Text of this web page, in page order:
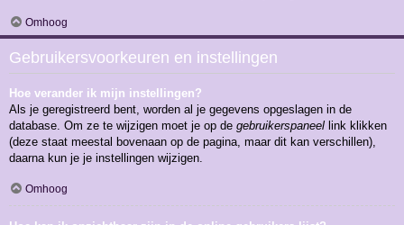
Omhoog
Gebruikersvoorkeuren en instellingen
Hoe verander ik mijn instellingen?
Als je geregistreerd bent, worden al je gegevens opgeslagen in de
database. Om ze te wijzigen moet je op de gebruikerspaneel link klikken
(deze staat meestal bovenaan op de pagina, maar dit kan verschillen),
daarna kun je je instellingen wijzigen.
Omhoog